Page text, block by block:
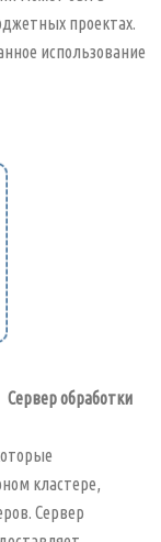
проектах.
использование
Сервер обработки
кластере,
Сервер